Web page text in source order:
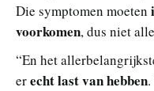
Die symptomen moeten
voorkomen, dus niet
“En het
erecht last van hebben